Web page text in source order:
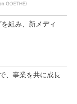
GOETHE)
組み、新メディ
、事業を共に成長